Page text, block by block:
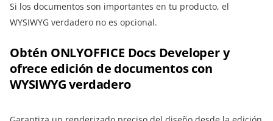
Si los documentos son importantes en tu producto, el
WYSIWYG verdadero no es opcional.
Obtén ONLYOFFICE Docs Developer y
ofrece edición de documentos con
WYSIWYG verdadero